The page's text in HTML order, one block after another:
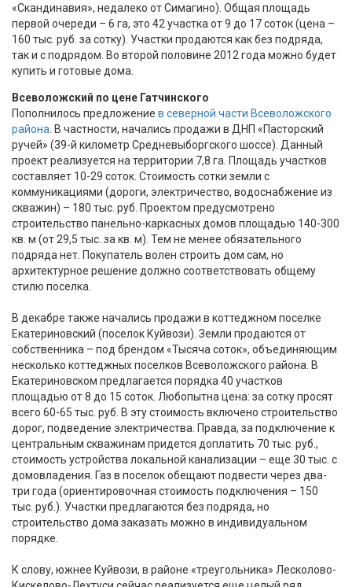
«Скандинавия», недалеко от Симагино). Общая площадь
первой очереди – 6 га, это 42 участка от 9 до 17 соток (цена –
160 тыс. руб. за сотку). Участки продаются как без подряда,
так и с подрядом. Во второй половине 2012 года можно будет
купить и готовые дома.
Всеволожский по цене Гатчинского
Пополнилось предложение в северной части Всеволожского
района . В частности, начались продажи в ДНП «Пасторский
ручей» (39-й километр Средневыборгского шоссе). Данный
проект реализуется на территории 7,8 га. Площадь участков
составляет 10-29 соток. Стоимость сотки земли с
коммуникациями (дороги, электричество, водоснабжение из
скважин) – 180 тыс. руб. Проектом предусмотрено
строительство панельно-каркасных домов площадью 140-300
кв. м (от 29,5 тыс. за кв. м). Тем не менее обязательного
подряда нет. Покупатель волен строить дом сам, но
архитектурное решение должно соответствовать общему
стилю поселка.
В декабре также начались продажи в коттеджном поселке
Екатериновский (поселок Куйвози). Земли продаются от
собственника – под брендом «Тысяча соток», объединяющим
несколько коттеджных поселков Всеволожского района. В
Екатериновском предлагается порядка 40 участков
площадью от 8 до 15 соток. Любопытна цена: за сотку просят
всего 60-65 тыс. руб. В эту стоимость включено строительство
дорог, подведение электричества. Правда, за подключение к
центральным скважинам придется доплатить 70 тыс. руб.,
стоимость устройства локальной канализации – еще 30 тыс. с
домовладения. Газ в поселок обещают подвести через два-
три года (ориентировочная стоимость подключения – 150
тыс. руб.). Участки предлагаются без подряда, но
строительство дома заказать можно в индивидуальном
порядке.
К слову, южнее Куйвози, в районе «треугольника» Лесколово-